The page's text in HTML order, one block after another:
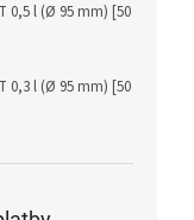
0,5 l (Ø 95 mm) [50
0,3 l (Ø 95 mm) [50